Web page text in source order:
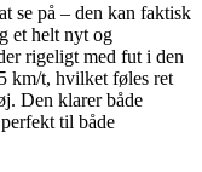
se på – den kan faktisk
et helt nyt og
rigeligt med fut i den
km/t, hvilket føles ret
Den klarer både
til både